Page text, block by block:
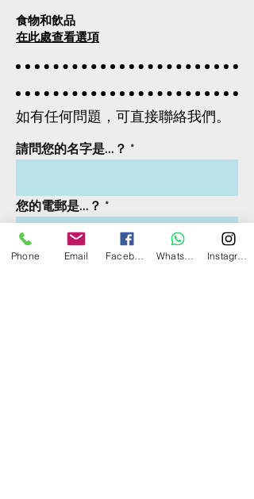
食物和飲品
在此處查看選項
如有任何問題，可直接聯絡我們。
請問您的名字是...？
您的電郵是...？
您的電話號碼是...？
Phone Email